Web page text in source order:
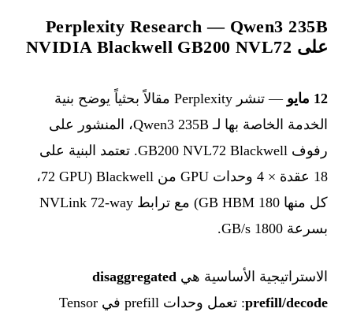
Perplexity Research — Qwen3 235B
على NVIDIA Blackwell GB200 NVL72
12 مايو
— تنشر Perplexity مقالاً بحثياً يوضح بنية
الخدمة الخاصة بها لـ Qwen3 235B، المنشور على
رفوف GB200 NVL72 Blackwell. تعتمد البنية على
18 عقدة × 4 وحدات GPU من Blackwell (72 GPU،
كل منها 180 GB HBM) مع ترابط NVLink 72-way
بسرعة 1800 GB/s.
الاستراتيجية الأساسية هي disaggregated
prefill/decode
: تعمل وحدات prefill في Tensor